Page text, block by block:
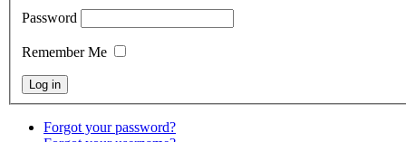
Password
Remember Me
Forgot your password?